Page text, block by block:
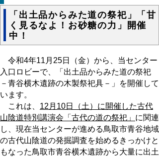
「出土品からみた道の祭祀」「甘
く見るなよ！お砂糖の力」開催
中！
令和4年11月25日（金）から、当センター
入口ロビーで、「出土品からみた道の祭祀
－青谷横木遺跡の木製祭祀具－」を開催して
います。
これは、 12月10日（土）に開催した古代
山陰道特別講演会「古代の道の祭祀」 に関連
し、現在当センターが進める鳥取市青谷地域
の古代山陰道の発掘調査を始めるきっかけと
もなった鳥取市青谷横木遺跡から大量に出土